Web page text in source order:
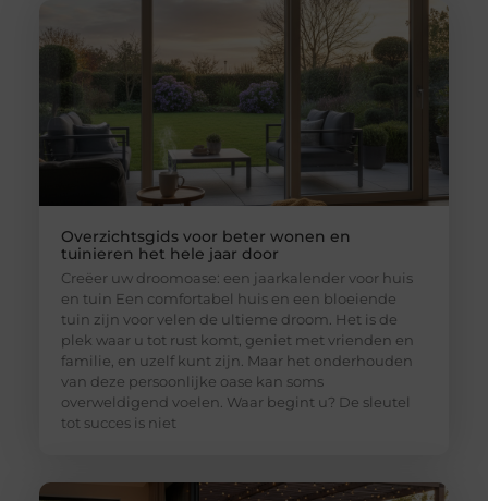
Overzichtsgids voor beter wonen en
tuinieren het hele jaar door
Creëer uw droomoase: een jaarkalender voor huis
en tuin Een comfortabel huis en een bloeiende
tuin zijn voor velen de ultieme droom. Het is de
plek waar u tot rust komt, geniet met vrienden en
familie, en uzelf kunt zijn. Maar het onderhouden
van deze persoonlijke oase kan soms
overweldigend voelen. Waar begint u? De sleutel
tot succes is niet